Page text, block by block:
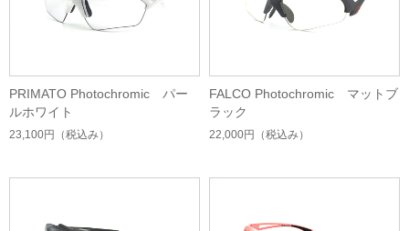
PRIMATO Photochromic パー
ルホワイト
23,100円 （税込み）
FALCO Photochromic マットブ
ラック
22,000円 （税込み）